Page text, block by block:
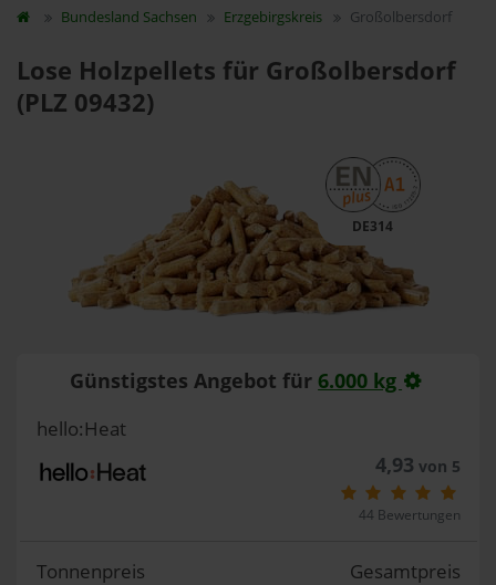
Bundesland Sachsen Erzgebirgskreis Großolbersdorf
Lose Holzpellets für Großolbersdorf
(PLZ 09432)
DE314
Günstigstes Angebot für 6.000 kg
hello:Heat
4,93 von 5
44 Bewertungen
Tonnenpreis Gesamtpreis